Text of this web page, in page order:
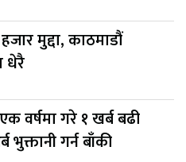
मुद्दा, काठमाडौं
धेरै
एक वर्षमा गरे १ खर्ब बढी
भुक्तानी गर्न बाँकी